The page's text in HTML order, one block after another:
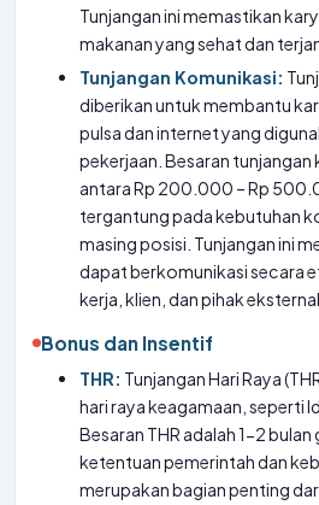
Tunjangan ini memastikan
makanan yang sehat dan
Tunjangan Komunikasi:
diberikan untuk membantu
pulsa dan internet yang
pekerjaan. Besaran
antara Rp 200.000 – Rp
tergantung pada kebutuhan
masing posisi. Tunjangan ini
dapat berkomunikasi secara
kerja, klien, dan pihak
Bonus dan Insentif
THR: Tunjangan Hari Raya
hari raya keagamaan, seperti
Besaran THR adalah 1-2 bulan
ketentuan pemerintah dan
merupakan bagian penting